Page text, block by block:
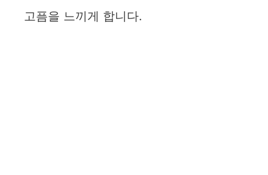
고픔을 느끼게 합니다.